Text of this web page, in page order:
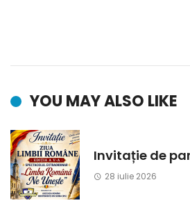
YOU MAY ALSO LIKE
Invitație de
28 iulie 2026